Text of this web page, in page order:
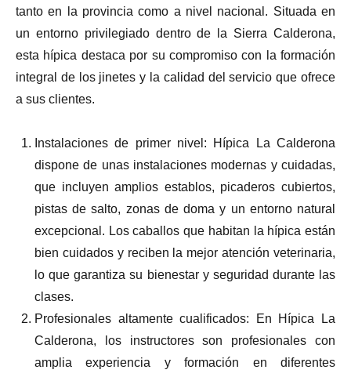
tanto en la provincia como a nivel nacional. Situada en
un entorno privilegiado dentro de la Sierra Calderona,
esta hípica destaca por su compromiso con la formación
integral de los jinetes y la calidad del servicio que ofrece
a sus clientes.
Instalaciones de primer nivel: Hípica La Calderona
dispone de unas instalaciones modernas y cuidadas,
que incluyen amplios establos, picaderos cubiertos,
pistas de salto, zonas de doma y un entorno natural
excepcional. Los caballos que habitan la hípica están
bien cuidados y reciben la mejor atención veterinaria,
lo que garantiza su bienestar y seguridad durante las
clases.
Profesionales altamente cualificados: En Hípica La
Calderona, los instructores son profesionales con
amplia experiencia y formación en diferentes